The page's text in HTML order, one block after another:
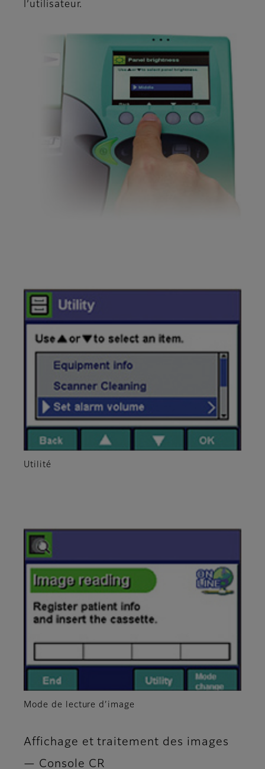
l’utilisateur.
Utilité
Mode de lecture d’image
Affichage et traitement des images
— Console CR